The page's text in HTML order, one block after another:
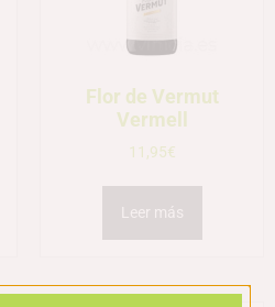
Flor de Vermut
Vermell
11,95€
Leer más